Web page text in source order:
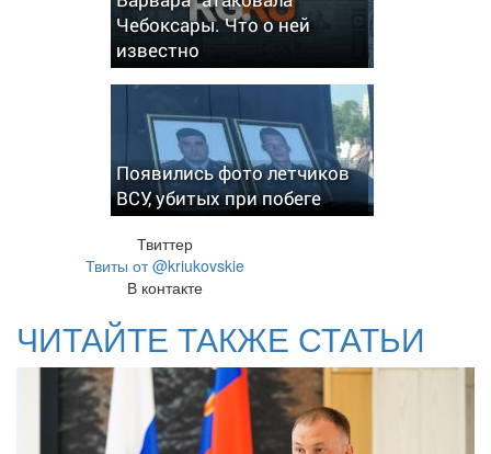
Чебоксары. Что о ней
известно
Появились фото летчиков
ВСУ, убитых при побеге
Твиттер
Твиты от @kriukovskie
В контакте
ЧИТАЙТЕ ТАКЖЕ СТАТЬИ